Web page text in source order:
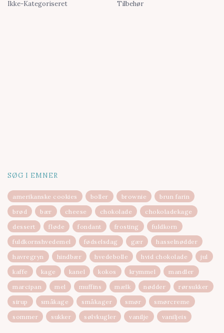
Ikke-Kategoriseret
Tilbehør
SØG I EMNER
amerikanske cookies boller brownie
brun farin
brød
bær cheese chokolade
chokoladekage
dessert
fløde fondant frosting
fuldkorn
fuldkornshvedemel
fødselsdag gær
hasselnødder
havregryn
hindbær hvedebolle hvid chokolade
jul
kaffe
kage kanel kokos krymmel
mandler
marcipan
mel muffins mælk nødder
rørsukker
sirup
småkage småkager smør
smørcreme
sommer
sukker sølvkugler vanilje vaniljeis